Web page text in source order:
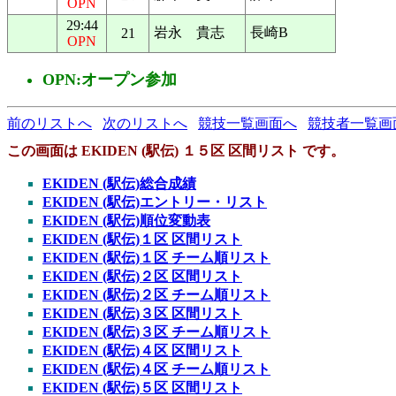
29:44
OPN
21 岩永 貴志 長崎B
OPN:オープン参加
前のリストへ 次のリストへ 競技一覧画面へ 競技者一覧画
この画面は EKIDEN (駅伝) １５区 区間リスト です。
EKIDEN (駅伝)総合成績
EKIDEN (駅伝)エントリー・リスト
EKIDEN (駅伝)順位変動表
EKIDEN (駅伝)１区 区間リスト
EKIDEN (駅伝)１区 チーム順リスト
EKIDEN (駅伝)２区 区間リスト
EKIDEN (駅伝)２区 チーム順リスト
EKIDEN (駅伝)３区 区間リスト
EKIDEN (駅伝)３区 チーム順リスト
EKIDEN (駅伝)４区 区間リスト
EKIDEN (駅伝)４区 チーム順リスト
EKIDEN (駅伝)５区 区間リスト